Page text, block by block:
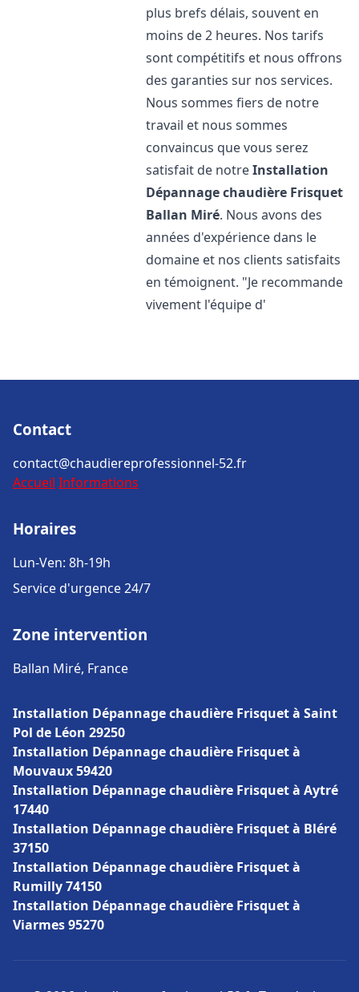
plus brefs délais, souvent en
moins de 2 heures. Nos tarifs
sont compétitifs et nous offrons
des garanties sur nos services.
Nous sommes fiers de notre
travail et nous sommes
convaincus que vous serez
satisfait de notreInstallation
Dépannage chaudière Frisquet
Ballan Miré. Nous avons des
années d'expérience dans le
domaine et nos clients satisfaits
en témoignent. "Je recommande
vivement l'équipe d'
Contact
contact@chaudiereprofessionnel-52.fr
Accueil Informations
Horaires
Lun-Ven: 8h-19h
Service d'urgence 24/7
Zone intervention
Ballan Miré, France
Installation Dépannage chaudière Frisquet à Saint
Pol de Léon 29250
Installation Dépannage chaudière Frisquet à
Mouvaux 59420
Installation Dépannage chaudière Frisquet à Aytré
17440
Installation Dépannage chaudière Frisquet à Bléré
37150
Installation Dépannage chaudière Frisquet à
Rumilly 74150
Installation Dépannage chaudière Frisquet à
Viarmes 95270